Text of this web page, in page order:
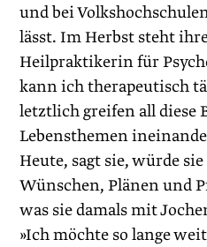
und bei
lässt. Im Herbst steht
Heilpraktikerin für
kann ich therapeutisch
letztlich greifen all diese
Lebensthemen
Heute, sagt sie, würde
Wünschen, Plänen und
was sie damals mit
»Ich möchte so lange